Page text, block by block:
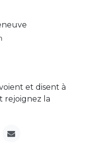
et disent à
rejoignez la